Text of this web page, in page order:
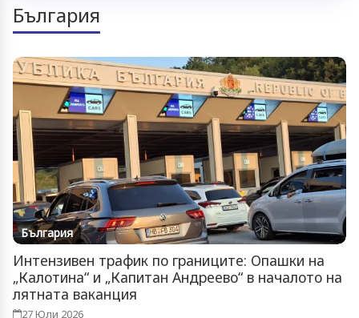
България
България
Интензивен трафик по границите: Опашки на
„Калотина“ и „Капитан Андреево“ в началото на
лятната ваканция
27 Юли 2026